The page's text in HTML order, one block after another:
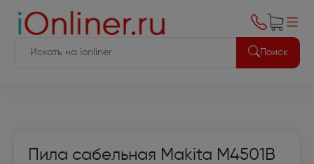
Поиск
Пила сабельная Makita M4501B